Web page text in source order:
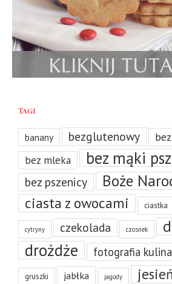
Tagi
banany bezglutenowy
bez mleka bez mąki
bez pszenicy Boże
ciasta z owocami ciastka
cytryny czekolada czosnek
drożdże fotografia
gruszki jabłka jagody jesień